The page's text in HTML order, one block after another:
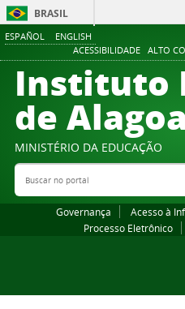
ESPAÑOL ENGLISH
ACESSIBILIDADE ALTO
BRASIL
Instituto
de
MINISTÉRIO DA EDUCAÇÃO
Buscar no portal
Governança Acesso à
Processo Eletrônico